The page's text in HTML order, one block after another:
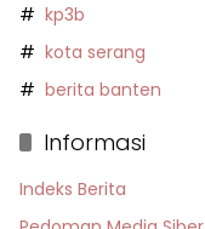
kp3b
kota serang
berita banten
Informasi
Indeks Berita